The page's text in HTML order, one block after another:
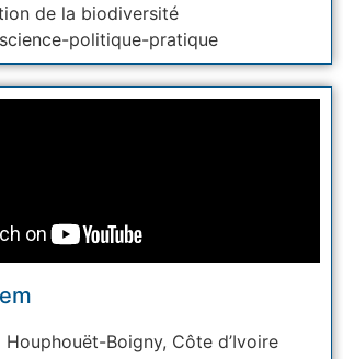
de la biodiversité
politique-pratique
Houphouët-Boigny, Côte d’Ivoire